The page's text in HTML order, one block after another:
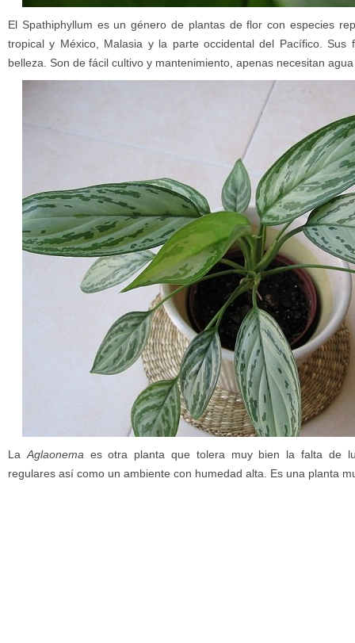
El Spathiphyllum es un género de plantas de flor con especies
tropical y México, Malasia y la parte occidental del Pacífico. Sus
belleza. Son de fácil cultivo y mantenimiento, apenas necesitan
La Aglaonema es otra planta que tolera muy bien la falta de
regulares así como un ambiente con humedad alta. Es una planta